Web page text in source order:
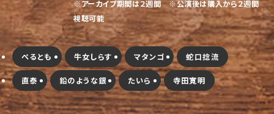
※アーカイブ期間は２週間 ※公演後は購入から２週間
視聴可能
ぺるとも 牛女しらす マタンゴ 蛇口捻流
直泰 鉛のような銀 たいら 寺田寛明